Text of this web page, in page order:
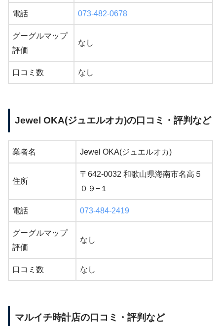
電話 073-482-0678
グーグルマップ
評価
なし
口コミ数 なし
Jewel OKA(ジュエルオカ)の口コミ・評判など
業者名 Jewel OKA(ジュエルオカ)
住所
〒642-0032 和歌山県海南市名高５
０９−１
電話 073-484-2419
グーグルマップ
評価
なし
口コミ数 なし
マルイチ時計店の口コミ・評判など